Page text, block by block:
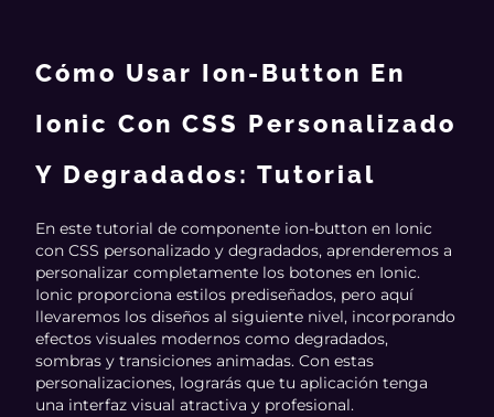
Cómo Usar Ion-Button En
Ionic Con CSS Personalizado
Y Degradados: Tutorial
En este tutorial de componente ion-button en Ionic
con CSS personalizado y degradados, aprenderemos a
personalizar completamente los botones en Ionic.
Ionic proporciona estilos prediseñados, pero aquí
llevaremos los diseños al siguiente nivel, incorporando
efectos visuales modernos como degradados,
sombras y transiciones animadas. Con estas
personalizaciones, lograrás que tu aplicación tenga
una interfaz visual atractiva y profesional.